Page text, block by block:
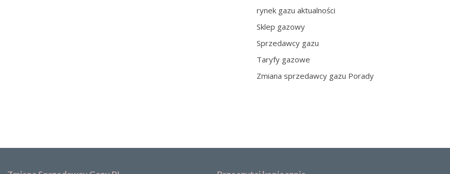
rynek gazu aktualności
Sklep gazowy
Sprzedawcy gazu
Taryfy gazowe
Zmiana sprzedawcy gazu Porady